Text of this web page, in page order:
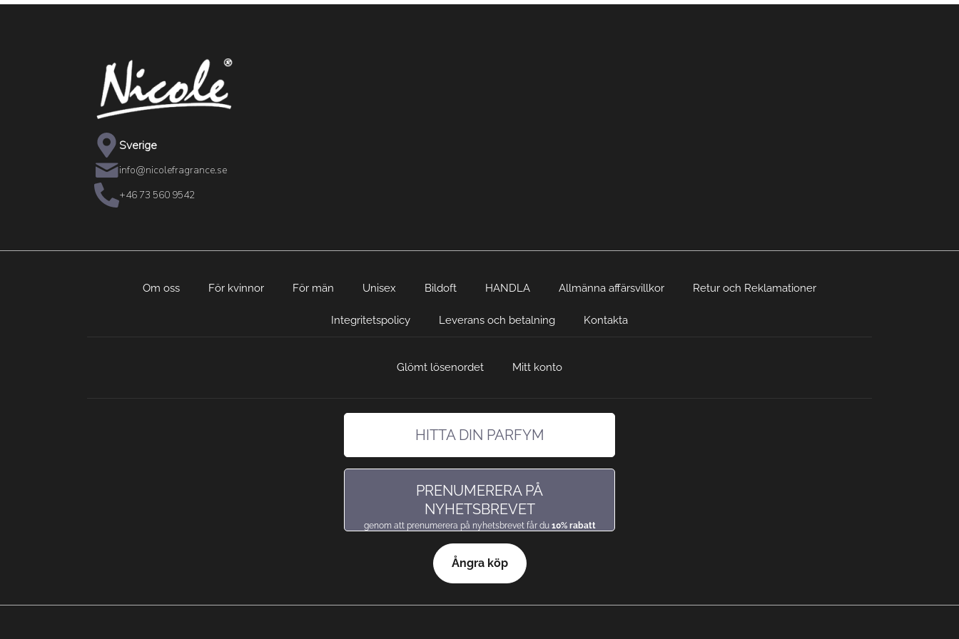
Sverige
info@nicolefragrance.se
+46 73 560 9542
Om oss För kvinnor För män Unisex Bildoft HANDLA Allmänna affärsvillkor Retur och Reklamationer
Integritetspolicy Leverans och betalning Kontakta
Glömt lösenordet Mitt konto
HITTA DIN PARFYM
PRENUMERERA PÅ
NYHETSBREVET
genom att prenumerera på nyhetsbrevet får du 10% rabatt
Ångra köp